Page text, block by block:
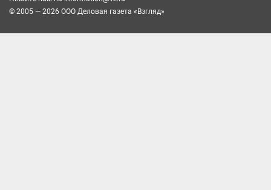
© 2005 — 2026 ООО Деловая газета «Взгляд»